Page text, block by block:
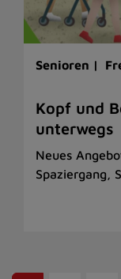
Senioren |
Kopf und
unterwegs
Neues
Spaziergang,